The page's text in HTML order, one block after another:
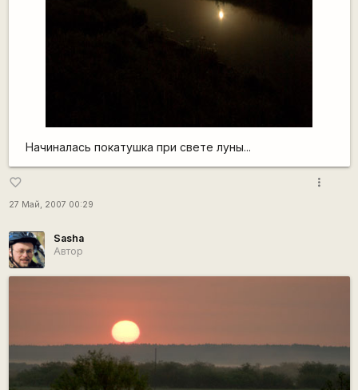
Начиналась покатушка при свете луны...
favorite_border
27 Май, 2007 00:29
more_vert
Sasha
Автор